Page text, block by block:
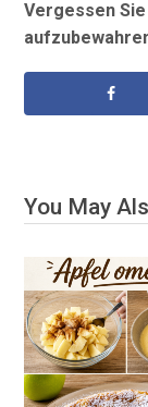
Vergessen
You May